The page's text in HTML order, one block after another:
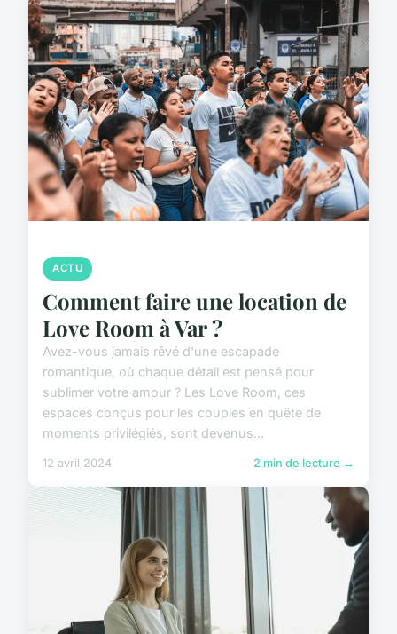
ACTU
Comment faire une location de
Love Room à Var ?
Avez-vous jamais rêvé d'une escapade
romantique, où chaque détail est pensé pour
sublimer votre amour ? Les Love Room, ces
espaces conçus pour les couples en quête de
moments privilégiés, sont devenus...
12 avril 2024 2 min de lecture →